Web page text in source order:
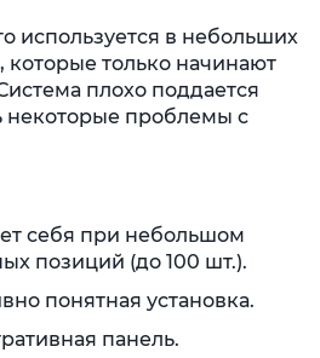
используется в небольших
которые только начинают
плохо поддается
некоторые проблемы с
себя при небольшом
позиций (до 100 шт.).
понятная установка.
панель.